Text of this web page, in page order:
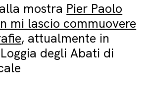
mostra Pier Paolo
mi lascio commuovere
, attualmente in
degli Abati di